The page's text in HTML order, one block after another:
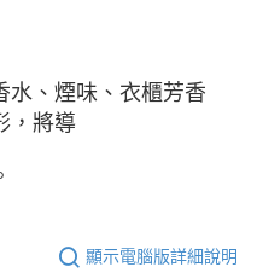
水、煙味、衣櫃芳香
，將導
顯示電腦版詳細說明